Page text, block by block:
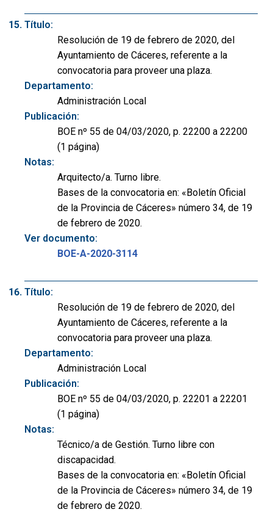
Título:
Resolución de 19 de febrero de 2020, del
Ayuntamiento de Cáceres, referente a la
convocatoria para proveer una plaza.
Departamento:
Administración Local
Publicación:
BOE nº 55 de 04/03/2020, p. 22200 a 22200
(1 página)
Notas:
Arquitecto/a. Turno libre.
Bases de la convocatoria en: «Boletín Oficial
de la Provincia de Cáceres» número 34, de 19
de febrero de 2020.
Ver documento:
BOE-A-2020-3114
Título:
Resolución de 19 de febrero de 2020, del
Ayuntamiento de Cáceres, referente a la
convocatoria para proveer una plaza.
Departamento:
Administración Local
Publicación:
BOE nº 55 de 04/03/2020, p. 22201 a 22201
(1 página)
Notas:
Técnico/a de Gestión. Turno libre con
discapacidad.
Bases de la convocatoria en: «Boletín Oficial
de la Provincia de Cáceres» número 34, de 19
de febrero de 2020.